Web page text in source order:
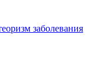
заболевания